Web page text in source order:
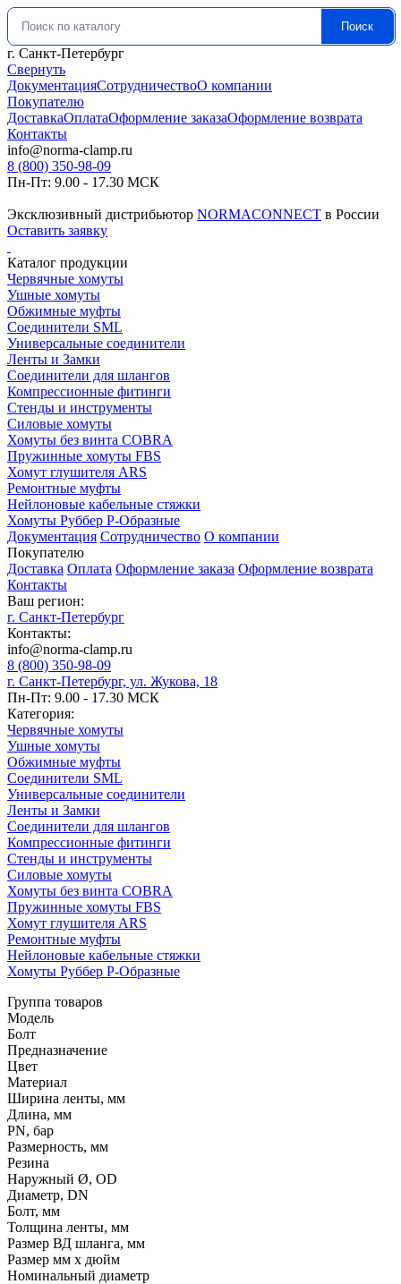
Искать: Поиск
г. Санкт-Петербург
Свернуть
ДокументацияСотрудничествоО компании
Покупателю
ДоставкаОплатаОформление заказаОформление возврата
Контакты
info@norma-clamp.ru
8 (800) 350-98-09
Пн-Пт: 9.00 - 17.30 МСК
Эксклюзивный дистрибьютор NORMACONNECT в России
Оставить заявку
Каталог продукции
Червячные хомуты
Ушные хомуты
Обжимные муфты
Соединители SML
Универсальные соединители
Ленты и Замки
Соединители для шлангов
Компрессионные фитинги
Стенды и инструменты
Силовые хомуты
Хомуты без винта COBRA
Пружинные хомуты FBS
Хомут глушителя ARS
Ремонтные муфты
Нейлоновые кабельные стяжки
Хомуты Руббер Р-Образные
Документация Сотрудничество О компании
Покупателю
Доставка Оплата Оформление заказа Оформление возврата
Контакты
Ваш регион:
г. Санкт-Петербург
Контакты:
info@norma-clamp.ru
8 (800) 350-98-09
г. Санкт-Петербург, ул. Жукова, 18
Пн-Пт: 9.00 - 17.30 МСК
Категория:
Червячные хомуты
Ушные хомуты
Обжимные муфты
Соединители SML
Универсальные соединители
Ленты и Замки
Соединители для шлангов
Компрессионные фитинги
Стенды и инструменты
Силовые хомуты
Хомуты без винта COBRA
Пружинные хомуты FBS
Хомут глушителя ARS
Ремонтные муфты
Нейлоновые кабельные стяжки
Хомуты Руббер Р-Образные
Группа товаров
Модель
Болт
Предназначение
Цвет
Материал
Ширина ленты, мм
Длина, мм
PN, бар
Размерность, мм
Резина
Наружный Ø, OD
Диаметр, DN
Болт, мм
Толщина ленты, мм
Размер ВД шланга, мм
Размер мм x дюйм
Номинальный диаметр